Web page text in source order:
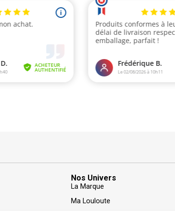
Nos Univers
La Marque
Ma Louloute